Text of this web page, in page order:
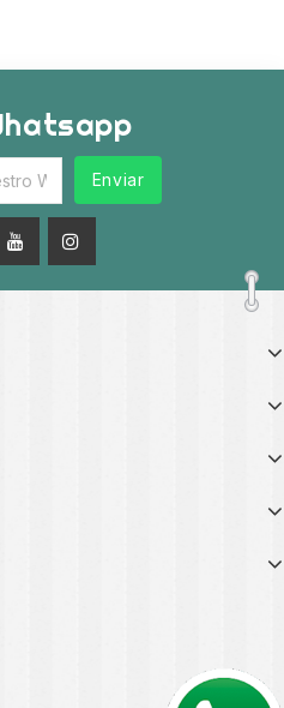
Enviar